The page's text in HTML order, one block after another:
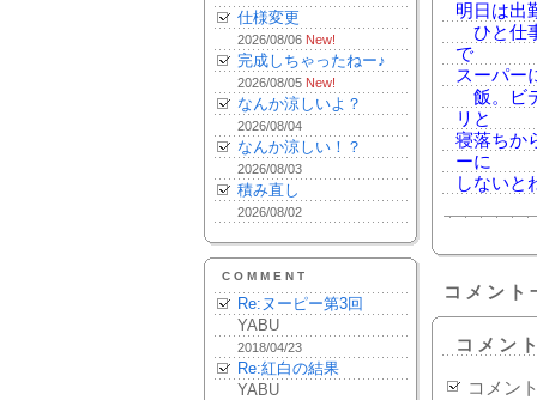
仕様変更
2026/08/06 New!
完成しちゃったねー♪
2026/08/05 New!
なんか涼しいよ？
2026/08/04
なんか涼しい！？
2026/08/03
積み直し
2026/08/02
COMMENT
Re:ヌーピー第3回
YABU
2018/04/23
Re:紅白の結果
YABU
明日は出
ひと仕
で
スーパー
飯。ビ
リと
寝落ちか
ーに
しないと
コメント
コメン
コメン